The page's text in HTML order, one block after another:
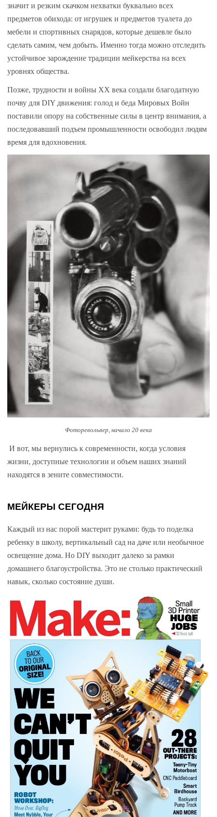
значит и резким скачком нехватки буквально всех
предметов обихода: от игрушек и предметов туалета до
мебели и спортивных снарядов, которые дешевле было
сделать самим, чем добыть. Именно тогда можно отследить
устойчивое зарождение традиции мейкерства на всех
уровнях общества.
Позже, трудности и войны XX века создали благодатную
почву для DIY движения: голод и беда Мировых Войн
поставили опору на собственные силы в центр внимания, а
последовавший подъем промышленности освободил людям
время для вдохновения.
Фоторевольвер, начало 20 века
И вот, мы вернулись к современности, когда условия
жизни, доступные технологии и объем наших знаний
находятся в зените совместимости.
МЕЙКЕРЫ СЕГОДНЯ
Каждый из нас порой мастерит руками: будь то поделка
ребенку в школу, вертикальный сад на даче или необычное
освещение дома. Но DIY выходит далеко за рамки
домашнего благоустройства. Это не столько практический
навык, сколько состояние души.